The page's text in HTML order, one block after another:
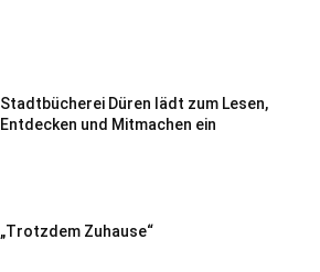
Stadtbücherei Düren lädt zum Lesen,
Entdecken und Mitmachen ein
„Trotzdem Zuhause“